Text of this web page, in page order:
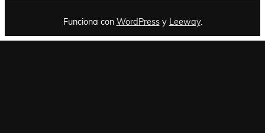
Funciona con WordPressy Leeway.